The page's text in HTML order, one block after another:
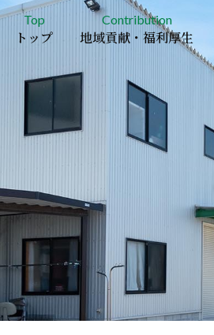
Top
トップ
Contribution
地域貢献・福利厚生